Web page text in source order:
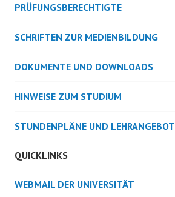
PRÜFUNGSBERECHTIGTE
SCHRIFTEN ZUR MEDIENBILDUNG
DOKUMENTE UND DOWNLOADS
HINWEISE ZUM STUDIUM
STUNDENPLÄNE UND LEHRANGEBOT
QUICKLINKS
WEBMAIL DER UNIVERSITÄT